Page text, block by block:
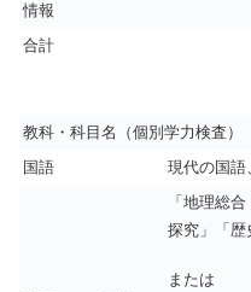
情報
合計
教科・科目名（個別学力検査）
国語
現代の国語
「地理総
探究」「歴
または